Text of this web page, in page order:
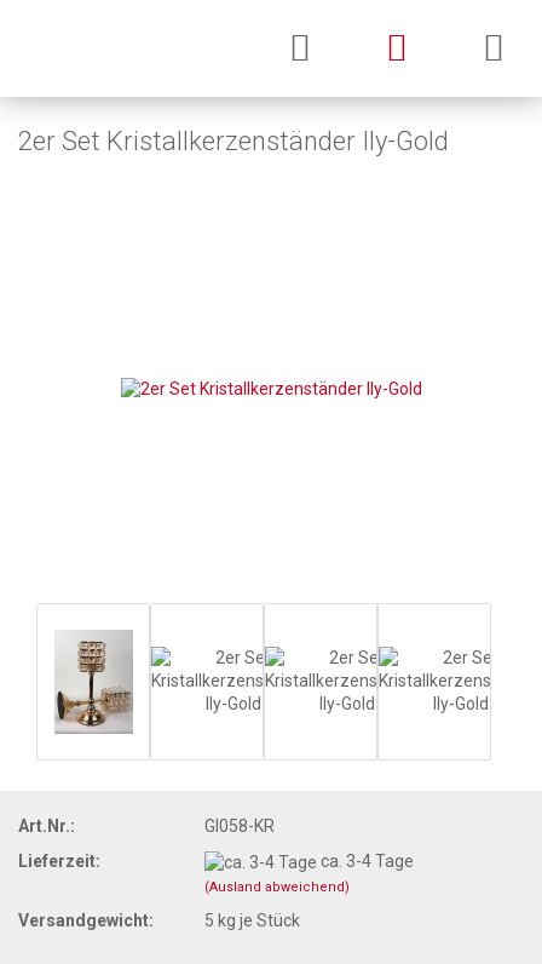
2er Set Kristallkerzenständer Ily-Gold
Art.Nr.:
GI058-KR
Lieferzeit:
ca. 3-4 Tage
(Ausland abweichend)
Versandgewicht: 5 kg je Stück